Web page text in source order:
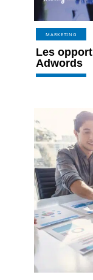
MARKETING
Les
Adwords